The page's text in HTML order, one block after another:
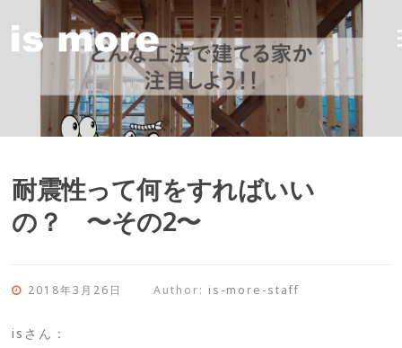
to
content
耐震性って何をすればいい
の？ 〜その2〜
2018年3月26日 Author: is-more-staff
isさん：